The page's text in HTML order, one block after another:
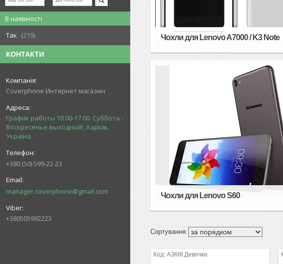
В наявності
Так
219
КОНТАКТИ
Coverphone Интернет магазин
График работы 10.00-17.00. Суббота -
Воскресенье выходной!, Харків,
Україна
+380 (50) 599-22-23
manager.coverphone@gmail.com
+380505992223
Чохли для Lenovo A7000 / K3 Note
Чохли для Lenovo S60
A368t Девочка